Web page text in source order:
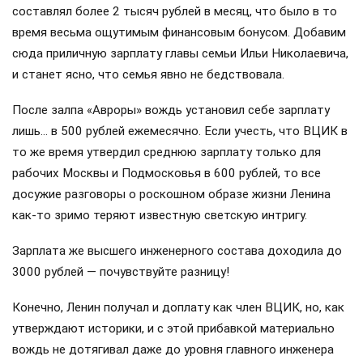
составлял более 2 тысяч рублей в месяц, что было в то
время весьма ощутимым финансовым бонусом. Добавим
сюда приличную зарплату главы семьи Ильи Николаевича,
и станет ясно, что семья явно не бедствовала.
После залпа «Авроры» вождь установил себе зарплату
лишь… в 500 рублей ежемесячно. Если учесть, что ВЦИК в
то же время утвердил среднюю зарплату только для
рабочих Москвы и Подмосковья в 600 рублей, то все
досужие разговоры о роскошном образе жизни Ленина
как-то зримо теряют известную светскую интригу.
Зарплата же высшего инженерного состава доходила до
3000 рублей — почувствуйте разницу!
Конечно, Ленин получал и доплату как член ВЦИК, но, как
утверждают историки, и с этой прибавкой материально
вождь не дотягивал даже до уровня главного инженера